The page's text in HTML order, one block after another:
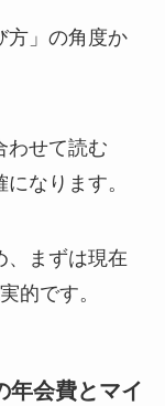
方」の角度か
わせて読む
なります。
、まずは現在
的です。
年会費とマイ